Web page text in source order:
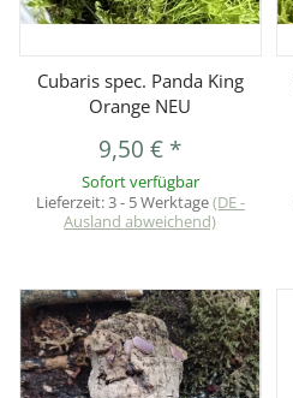
Cubaris spec. Panda King
Orange NEU
9,50 € *
Sofort verfügbar
Lieferzeit:3 - 5 Werktage(DE -
Ausland abweichend)